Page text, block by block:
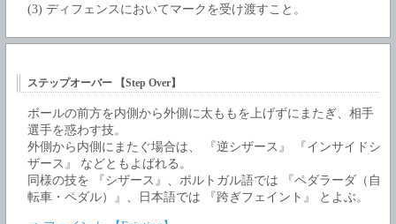
(3) ディフェンスにおいてマークを受け渡すこと。
ステップオーバー 【Step Over】
ボールの前方を内側から外側に太ももを上げずにまたぎ、相手
選手を惑わす技。
外側から内側にまたぐ場合は、 『逆シザース』 『インサイドシ
ザース』 などともよばれる。
同様の技を 『シザース』、ポルトガル語では 『ペダラーダ（自
転車・ペダル）』、日本語では 『跨ぎフェイント』 とよぶ。